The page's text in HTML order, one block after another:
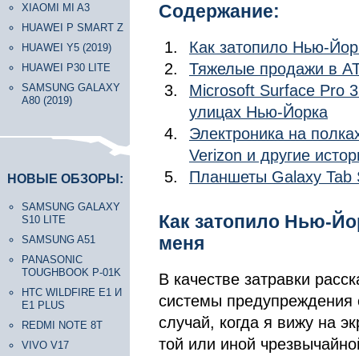
XIAOMI MI A3
HUAWEI P SMART Z
HUAWEI Y5 (2019)
HUAWEI P30 LITE
SAMSUNG GALAXY
A80 (2019)
НОВЫЕ ОБЗОРЫ:
SAMSUNG GALAXY
S10 LITE
SAMSUNG A51
PANASONIC
TOUGHBOOK P-01K
HTC WILDFIRE E1 И
E1 PLUS
REDMI NOTE 8T
VIVO V17
Содержание:
Как затопило Нью-
Тяжелые продажи в
Microsoft Surface Pro
улицах Нью-Йорка
Электроника на
Verizon и другие
Планшеты Galaxy Tab
Как затопило Нью-
меня
В качестве затравки
системы предупреждения
случай, когда я вижу на
той или иной